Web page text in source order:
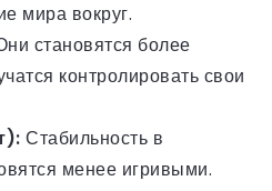
мира вокруг.
становятся более
контролировать свои
Стабильность в
менее игривыми.